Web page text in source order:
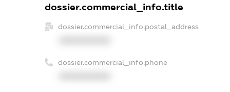
dossier.commercial_info.title
dossier.commercial_info.postal_address
dossier.commercial_info.phone